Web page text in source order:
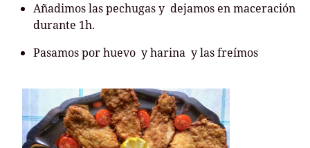
Añadimos las pechugas y dejamos en maceración
durante 1h.
Pasamos por huevo y harina y las freímos